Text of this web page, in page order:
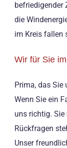
befriedigender
die
im Kreis fallen
Wir für Sie
Prima, das Sie
Wenn Sie ein
uns richtig.
Rückfragen
Unser